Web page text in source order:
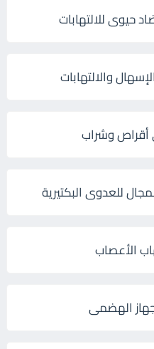
والالتهابات
للعدوى البكتيرية